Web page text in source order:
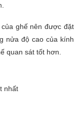
ghế nên được đặt
nửa độ cao của kính
quan sát tốt hơn.
nhất